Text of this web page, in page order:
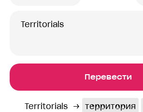
Перевести
Territorials → территория